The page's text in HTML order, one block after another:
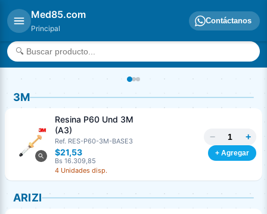
Med85.com
Principal
Contáctanos
3M
Resina P60 Und 3M
(A3)
Ref. RES-P60-3M-BASE3
$21,53
Bs 16.309,85
4 Unidades disp.
− +
+ Agregar
ARIZI